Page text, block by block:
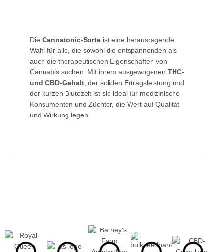
Die Cannatonic-Sorte ist eine herausragende
Wahl für alle, die sowohl die entspannenden als
auch die therapeutischen Eigenschaften von
Cannabis suchen. Mit ihrem ausgewogenen THC-
und CBD-Gehalt , der soliden Ertragsleistung und
der kurzen Blütezeit ist sie ideal für medizinische
Konsumenten und Züchter, die Wert auf Qualität
und Wirkung legen.